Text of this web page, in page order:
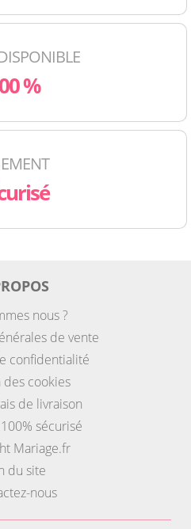
%
nous ?
de vente
confidentialité
des cookies
de livraison
sécurisé
Mariage.fr
du site
nous